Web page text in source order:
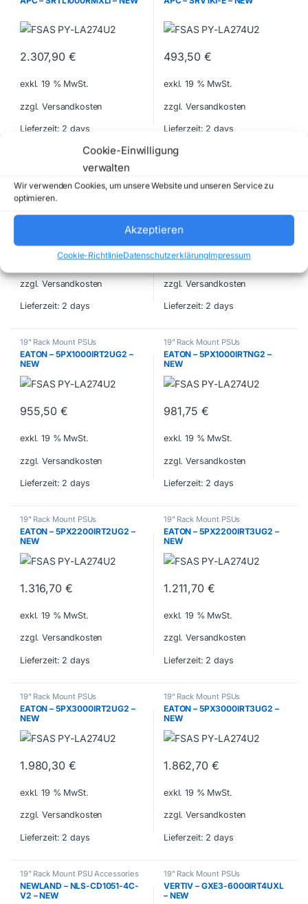
Cookie-Einwilligung
verwalten
Wir verwenden Cookies, um unsere Website und unseren Service zu
optimieren.
Akzeptieren
Cookie-RichtlinieDatenschutzerklärungImpressum
2.307,90 €
exkl. 19 % MwSt.
zzgl. Versandkosten
Lieferzeit: 2 days
493,50€
exkl. 19 % MwSt.
zzgl. Versandkosten
Lieferzeit: 2 days
exkl. 19 % MwSt.
zzgl. Versandkosten
Lieferzeit: 2 days
487,20
exkl. 19 % MwSt.
zzgl. Versandkosten
Lieferzeit: 2 days
19" Rack Mount PSUs
EATON – 5PX1000IRT2UG2 –
NEW
955,50€
exkl. 19 % MwSt.
zzgl. Versandkosten
Lieferzeit: 2 days
19" Rack Mount PSUs
EATON – 5PX1000IRTNG2 –
NEW
981,75€
exkl. 19 % MwSt.
zzgl. Versandkosten
Lieferzeit: 2 days
19" Rack Mount PSUs
EATON – 5PX2200IRT2UG2 –
NEW
1.316,70 €
exkl. 19 % MwSt.
zzgl. Versandkosten
Lieferzeit: 2 days
19" Rack Mount PSUs
EATON – 5PX2200IRT3UG2 –
NEW
1.211,70 €
exkl. 19 % MwSt.
zzgl. Versandkosten
Lieferzeit: 2 days
19" Rack Mount PSUs
EATON – 5PX3000IRT2UG2 –
NEW
1.980,30 €
exkl. 19 % MwSt.
zzgl. Versandkosten
Lieferzeit: 2 days
19" Rack Mount PSUs
EATON – 5PX3000IRT3UG2 –
NEW
1.862,70 €
exkl. 19 % MwSt.
zzgl. Versandkosten
Lieferzeit: 2 days
19" Rack Mount PSU Accessories
NEWLAND – NLS-CD1051-4C-
V2 – NEW
19" Rack Mount PSUs
VERTIV – GXE3-6000IRT4UXL
– NEW